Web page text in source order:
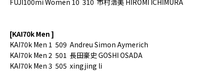
FUJI100mi Women 10 310 市村浩美 HIROMI ICHIMURA
[KAI70k Men ]
KAI70k Men 1 509 Andreu Simon Aymerich
KAI70k Men 2 501 長田豪史 GOSHI OSADA
KAI70k Men 3 505 xingjing li